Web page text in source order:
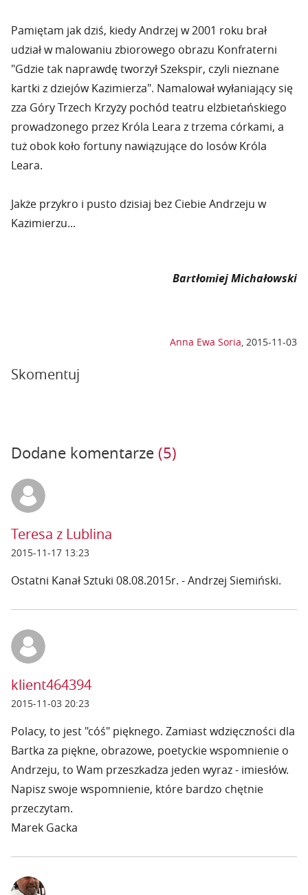
Pamiętam jak dziś, kiedy Andrzej w 2001 roku brał
udział w malowaniu zbiorowego obrazu Konfraterni
"Gdzie tak naprawdę tworzył Szekspir, czyli nieznane
kartki z dziejów Kazimierza". Namalował wyłaniający się
zza Góry Trzech Krzyży pochód teatru elżbietańskiego
prowadzonego przez Króla Leara z trzema córkami, a
tuż obok koło fortuny nawiązujące do losów Króla
Leara.
Jakże przykro i pusto dzisiaj bez Ciebie Andrzeju w
Kazimierzu...
Bartłomiej Michałowski
Anna Ewa Soria, 2015-11-03
Skomentuj
Dodane komentarze (5)
Teresa z Lublina
2015-11-17 13:23
Ostatni Kanał Sztuki 08.08.2015r. - Andrzej Siemiński.
klient464394
2015-11-03 20:23
Polacy, to jest "cóś" pięknego. Zamiast wdzięczności dla
Bartka za piękne, obrazowe, poetyckie wspomnienie o
Andrzeju, to Wam przeszkadza jeden wyraz - imiesłów.
Napisz swoje wspomnienie, które bardzo chętnie
przeczytam.
Marek Gacka